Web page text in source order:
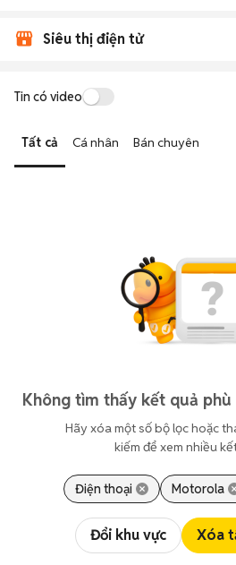
Siêu thị điện tử
Tin có video
Tất cả Cá nhân Bán chuyên
Không tìm thấy kết quả
Hãy xóa một số bộ lọc hoặc
kiếm để xem nhiều
Điện thoại Motorola
Đổi khu vực Xóa